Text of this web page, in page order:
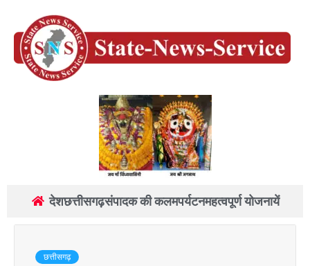
देशछत्तीसगढ़संपादक की कलमपर्यटनमहत्वपूर्ण योजनायें
छत्तीसगढ़